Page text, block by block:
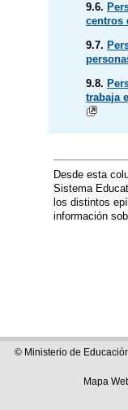
9.6.
centros
9.7.
9.8.
trabaja
Desde esta
Sistema
los distintos
información
© Ministerio de
Mapa